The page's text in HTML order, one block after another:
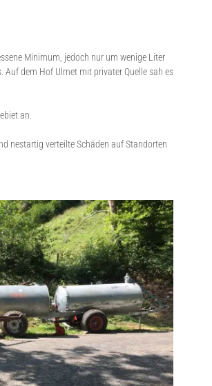
Minimum, jedoch nur um wenige Liter
Auf dem Hof Ulmet mit privater Quelle sah es
an.
nestartig verteilte Schäden auf Standorten